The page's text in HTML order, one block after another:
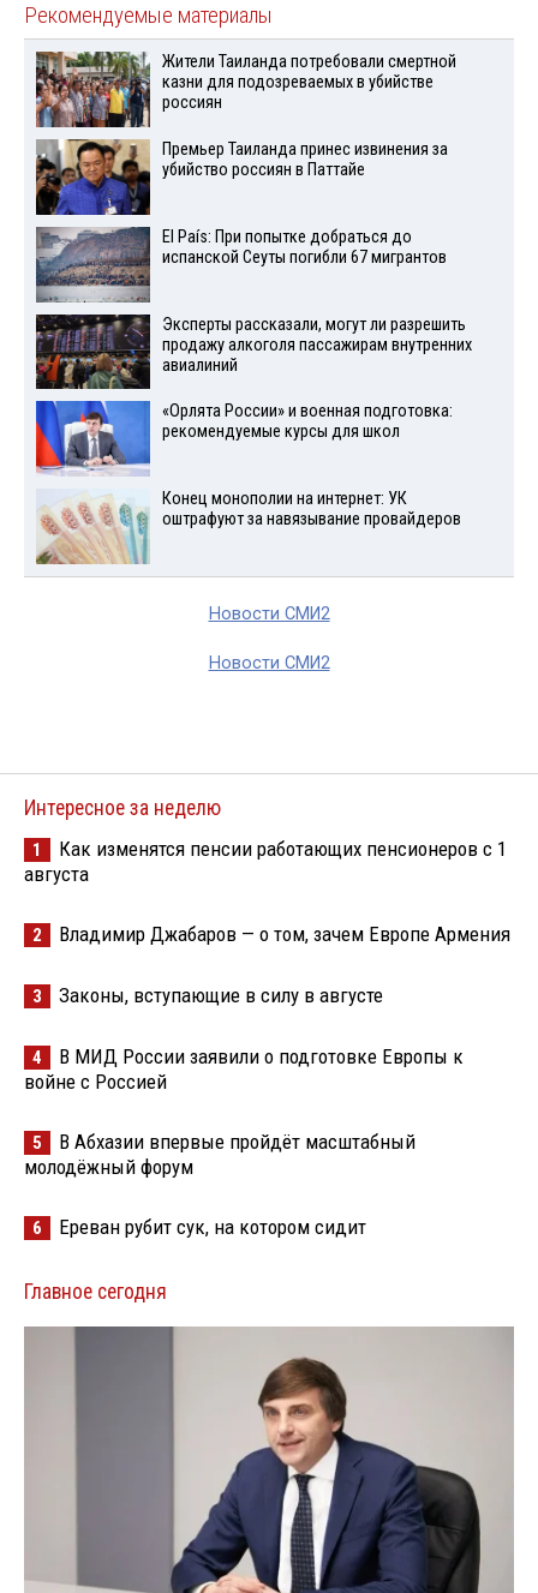
Рекомендуемые материалы
Жители Таиланда потребовали смертной
казни для подозреваемых в убийстве
россиян
Премьер Таиланда принес извинения за
убийство россиян в Паттайе
El País: При попытке добраться до
испанской Сеуты погибли 67 мигрантов
Эксперты рассказали, могут ли разрешить
продажу алкоголя пассажирам внутренних
авиалиний
«Орлята России» и военная подготовка:
рекомендуемые курсы для школ
Конец монополии на интернет: УК
оштрафуют за навязывание провайдеров
Новости СМИ2
Новости СМИ2
Интересное за неделю
1
Как изменятся пенсии работающих пенсионеров с 1
августа
2 Владимир Джабаров — о том, зачем Европе Армения
3 Законы, вступающие в силу в августе
4
В МИД России заявили о подготовке Европы к
войне с Россией
5
В Абхазии впервые пройдёт масштабный
молодёжный форум
6 Ереван рубит сук, на котором сидит
Главное сегодня